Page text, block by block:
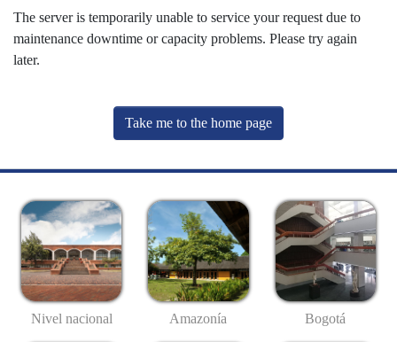
The server is temporarily unable to service your request due to
maintenance downtime or capacity problems. Please try again
later.
Take me to the home page
Nivel nacional Amazonía Bogotá